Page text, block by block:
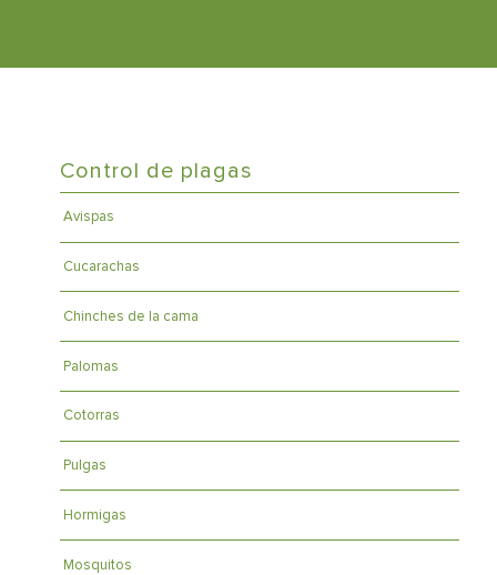
Control de plagas
Avispas
Cucarachas
Chinches de la cama
Palomas
Cotorras
Pulgas
Hormigas
Mosquitos